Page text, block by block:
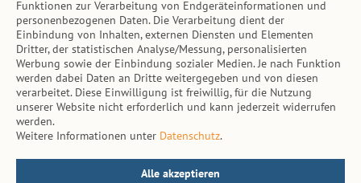
Tierarzt-Suche
Hinweise
AGB
Impressum
Datenschutz
Kontakt
Funktionen zur Verarbeitung von Endgeräteinformationen und
personenbezogenen Daten. Die Verarbeitung dient der
Einbindung von Inhalten, externen Diensten und Elementen
Dritter, der statistischen Analyse/Messung, personalisierten
Werbung sowie der Einbindung sozialer Medien. Je nach Funktion
werden dabei Daten an Dritte weitergegeben und von diesen
verarbeitet. Diese Einwilligung ist freiwillig, für die Nutzung
unserer Website nicht erforderlich und kann jederzeit widerrufen
werden.
Weitere Informationen unter Datenschutz.
Alle akzeptieren